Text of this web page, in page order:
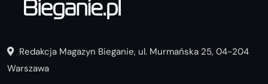
Redakcja Magazyn Bieganie, ul. Murmańska 25, 04-204
Warszawa